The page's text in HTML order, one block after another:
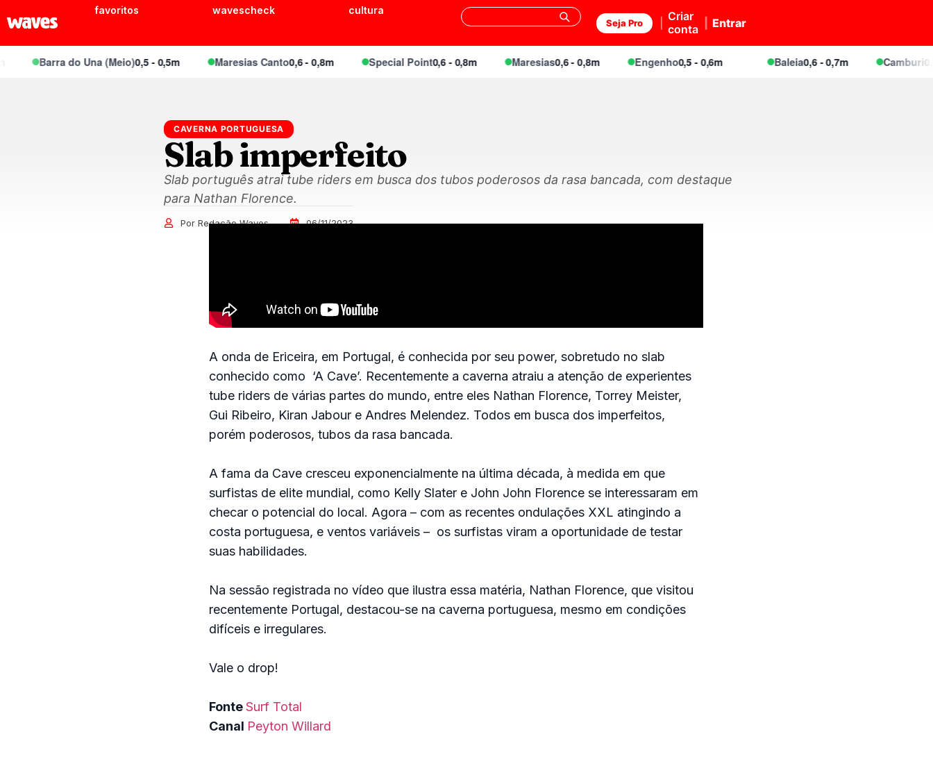
favoritos wavescheck cultura
Seja Pro
Criar
conta
Entrar
Barra do Una (Meio)0,5 - 0,5m Maresias Canto0,6 - 0,8m Special Point0,6 - 0,8m Maresias0,6 - 0,8m Engenho0,5 - 0,6m Baleia0,6 - 0,7m Camburi0,6 -
CAVERNA PORTUGUESA
Slab imperfeito
Slab português atrai tube riders em busca dos tubos poderosos da rasa bancada, com destaque
para Nathan Florence.
Por Redação Waves 06/11/2023
A onda de Ericeira, em Portugal, é conhecida por seu power, sobretudo no slab
conhecido como ‘A Cave’. Recentemente a caverna atraiu a atenção de experientes
tube riders de várias partes do mundo, entre eles Nathan Florence, Torrey Meister,
Gui Ribeiro, Kiran Jabour e Andres Melendez. Todos em busca dos imperfeitos,
porém poderosos, tubos da rasa bancada.
A fama da Cave cresceu exponencialmente na última década, à medida em que
surfistas de elite mundial, como Kelly Slater e John John Florence se interessaram em
checar o potencial do local. Agora – com as recentes ondulações XXL atingindo a
costa portuguesa, e ventos variáveis – os surfistas viram a oportunidade de testar
suas habilidades.
Na sessão registrada no vídeo que ilustra essa matéria, Nathan Florence, que visitou
recentemente Portugal, destacou-se na caverna portuguesa, mesmo em condições
difíceis e irregulares.
Vale o drop!
FonteSurf Total
Canal Peyton Willard